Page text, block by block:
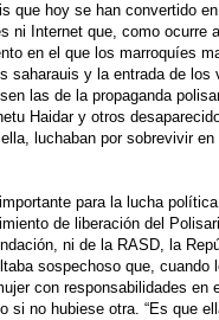
que hoy se han convertido
ni Internet que, como ocurre
en el que los marroquíes
saharauis y la entrada de los
las de la propaganda
Haidar y otros
luchaban por sobrevivir en
para la lucha
de liberación del
ni de la RASD, la
sospechoso que, cuando
con responsabilidades en
si no hubiese otra. “Es que